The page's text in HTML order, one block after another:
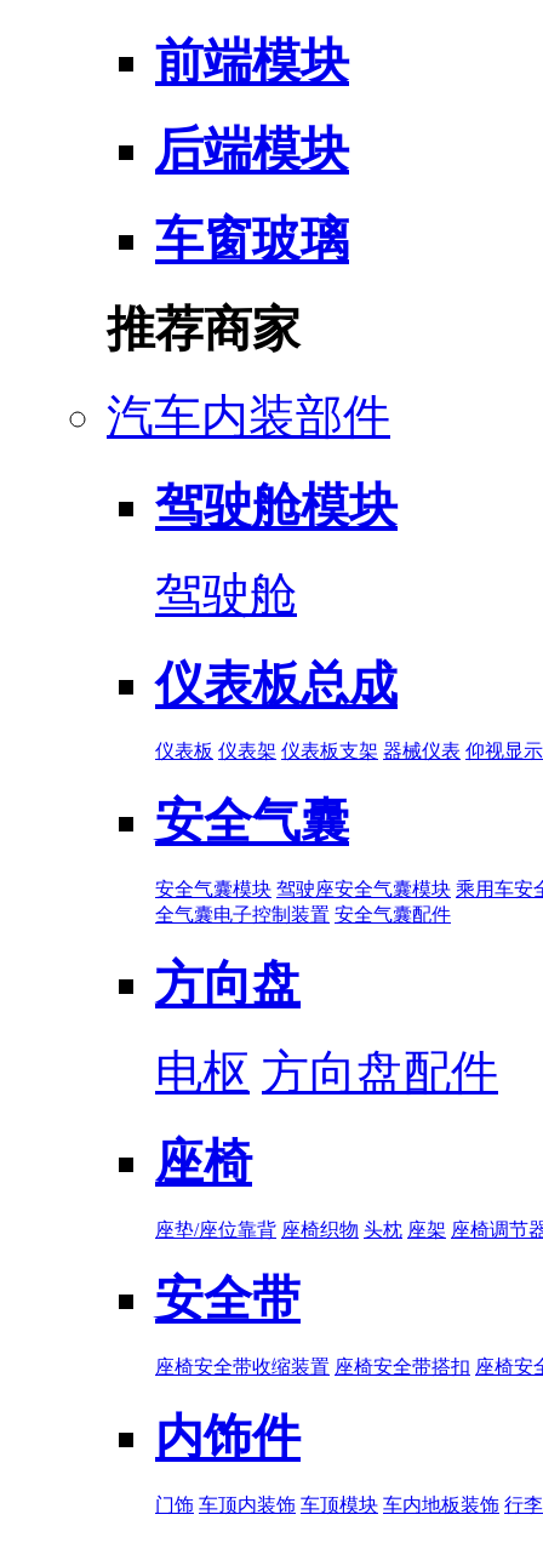
前端模块
后端模块
车窗玻璃
推荐商家
汽车内装部件
驾驶舱模块
驾驶舱
仪表板总成
仪表板 仪表架 仪表板支架 器械仪表 仰视显
安全气囊
安全气囊模块 驾驶座安全气囊模块 乘用车安
全气囊电子控制装置 安全气囊配件
方向盘
电枢 方向盘配件
座椅
座垫/座位靠背 座椅织物 头枕 座架 座椅调节
安全带
座椅安全带收缩装置 座椅安全带搭扣 座椅安
内饰件
门饰 车顶内装饰 车顶模块 车内地板装饰 行